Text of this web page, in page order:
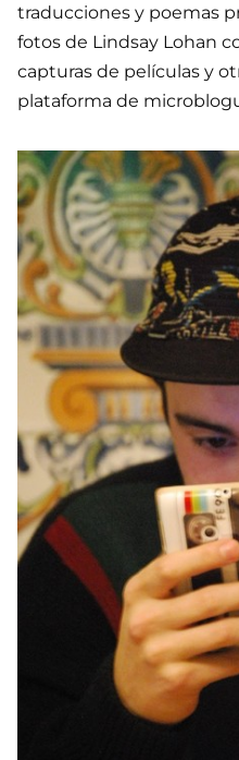
traducciones y poemas
fotos de Lindsay Lohan
capturas de películas y
plataforma de